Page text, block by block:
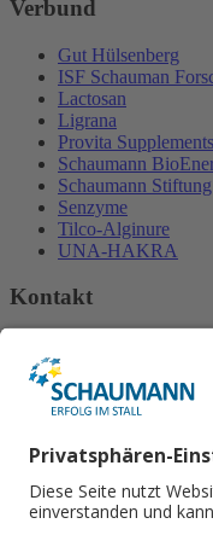
Verbund
Gut Hülsenberg
ISF Schauman
Lactosan
Ligrana
Provita Supplements
Schaumann
Schaumann Stiftung
Senzyme
Tilco-Alginure
UNA-HAKRA
Kontakt
An der Mühlenau 4
25421 Pinneberg
+49 4101 218-2000
E-Mail senden
Social Media